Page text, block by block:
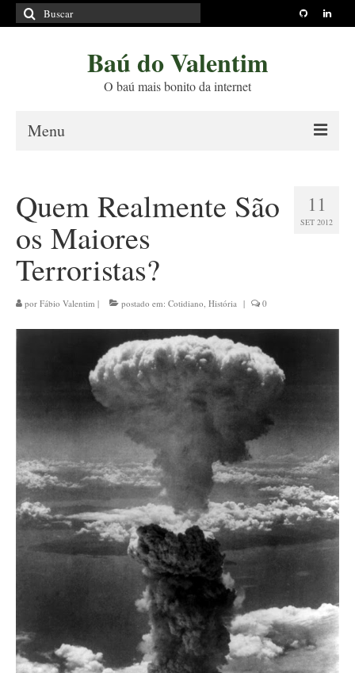
Buscar
por:
Baú do Valentim
O baú mais bonito da internet
Menu
Princípios Editoriais
Políticas e Termos
Livros
Projetos
11
SET 2012
Quem Realmente São
os Maiores
Terroristas?
por Fábio Valentim | postado em: Cotidiano, História | 0